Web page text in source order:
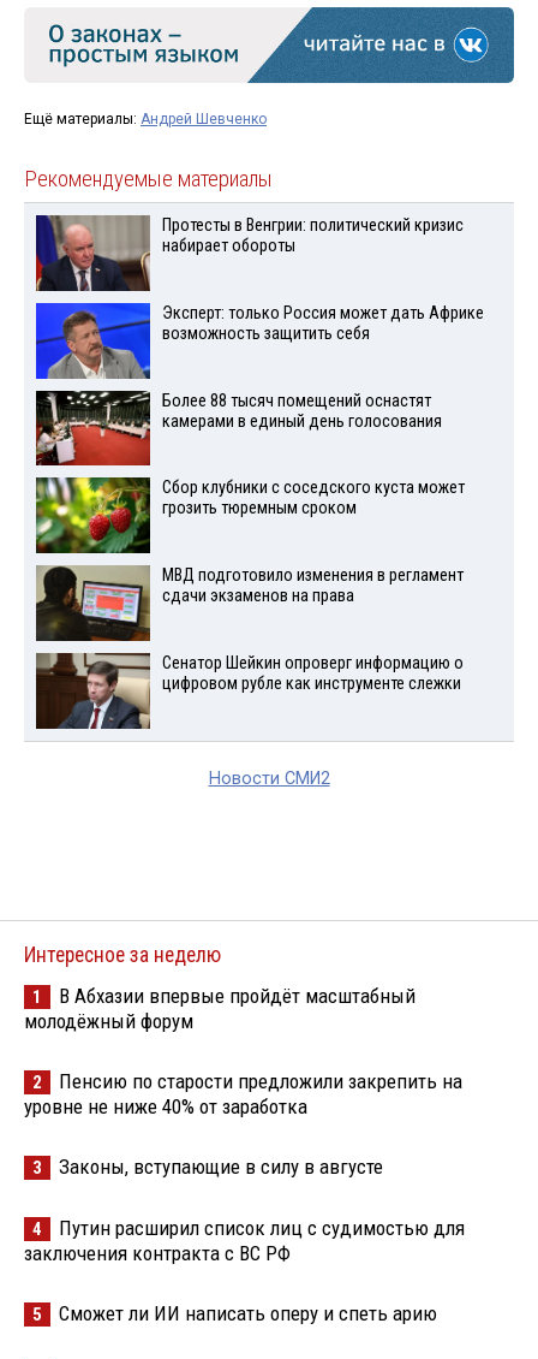
Ещё материалы: Андрей Шевченко
Рекомендуемые материалы
Протесты в Венгрии: политический кризис
набирает обороты
Эксперт: только Россия может дать Африке
возможность защитить себя
Более 88 тысяч помещений оснастят
камерами в единый день голосования
Сбор клубники с соседского куста может
грозить тюремным сроком
МВД подготовило изменения в регламент
сдачи экзаменов на права
Сенатор Шейкин опроверг информацию о
цифровом рубле как инструменте слежки
Новости СМИ2
Интересное за неделю
1
В Абхазии впервые пройдёт масштабный
молодёжный форум
2
Пенсию по старости предложили закрепить на
уровне не ниже 40% от заработка
3 Законы, вступающие в силу в августе
4
Путин расширил список лиц с судимостью для
заключения контракта с ВС РФ
5 Сможет ли ИИ написать оперу и спеть арию